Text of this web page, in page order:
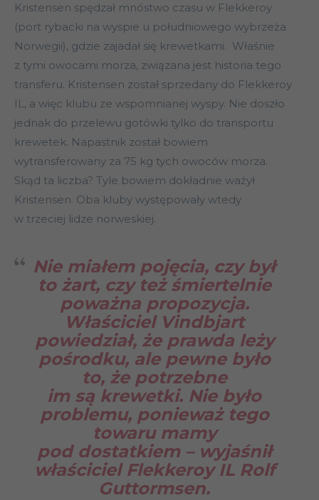
Kristensen spędzał mnóstwo czasu w Flekkeroy
(port rybacki na wyspie u południowego wybrzeża
Norwegii), gdzie zajadał się krewetkami. Właśnie
z tymi owocami morza, związana jest historia tego
transferu. Kristensen został sprzedany do Flekkeroy
IL, a więc klubu ze wspomnianej wyspy. Nie doszło
jednak do przelewu gotówki tylko do transportu
krewetek. Napastnik został bowiem
wytransferowany za 75 kg tych owoców morza.
Skąd ta liczba? Tyle bowiem dokładnie ważył
Kristensen. Oba kluby występowały wtedy
w trzeciej lidze norweskiej.
Nie miałem pojęcia, czy był
to żart, czy też śmiertelnie
poważna propozycja.
Właściciel Vindbjart
powiedział, że prawda leży
pośrodku, ale pewne było
to, że potrzebne
im są krewetki. Nie było
problemu, ponieważ tego
towaru mamy
pod dostatkiem – wyjaśnił
właściciel Flekkeroy IL Rolf
Guttormsen.